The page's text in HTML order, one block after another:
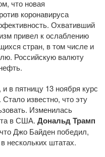
что новая
коронавируса
Охвативший
привел к ослаблению
стран, в том числе и
Российскую валюту
в пятницу 13 ноября курс
известно, что эту
Изменилась
в США. Дональд Трамп
Джо Байден победил,
нескольких штатах.